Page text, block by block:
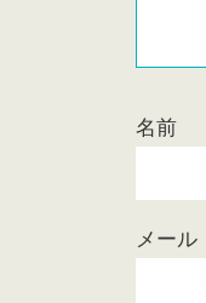
名前
メール